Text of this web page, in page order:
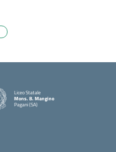
Liceo Statale
Mons. B. Mangino
Pagani (SA)
— Visita la pagina iniziale della scuola